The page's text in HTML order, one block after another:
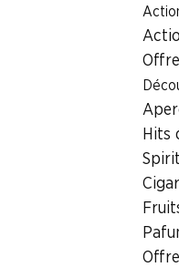
Hits
Localisateur de
Succursale Denner
1373
Denner Partenaire
Rue de la Gare 2,